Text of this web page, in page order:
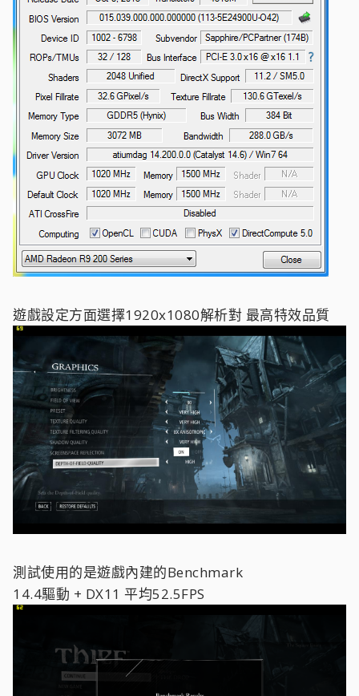
遊戲設定方面選擇1920x1080解析對 最高特效品質
測試使用的是遊戲內建的Benchmark
14.4驅動 + DX11 平均52.5FPS